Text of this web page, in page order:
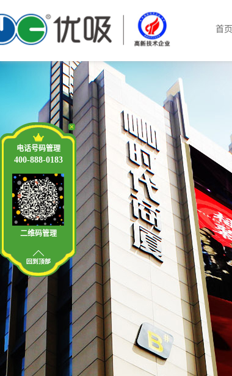
首页
电话号码管理
400-888-0183
二维码管理